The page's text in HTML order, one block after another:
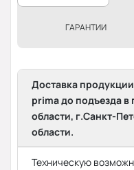
ГАРАНТИИ
Доставка
prima до подъезда
области, г.Санкт-
области.
Техническую